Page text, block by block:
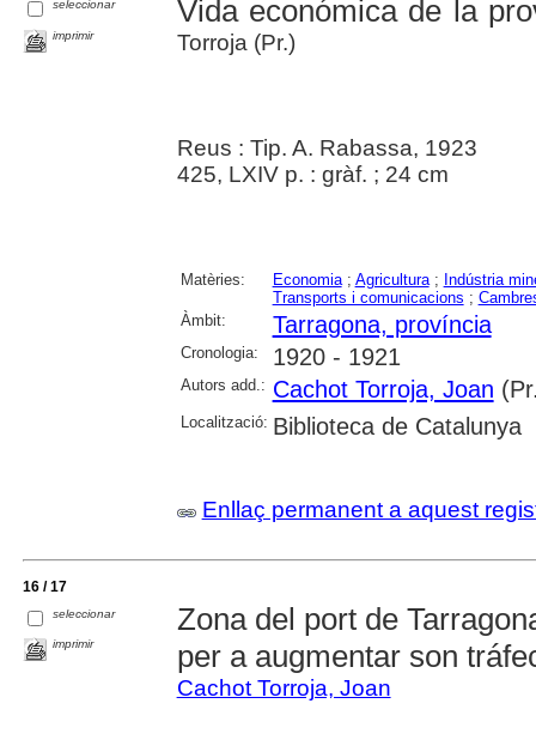
seleccionar
imprimir
Vida económica de la
Torroja (Pr.)
Reus : Tip. A. Rabassa, 1923
425, LXIV p. : gràf. ; 24 cm
Matèries: Economia; Agricultura; Indústria
Transports i comunicacions ;
Àmbit:
Tarragona, província
Cronologia: 1920 - 1921
Autors add.: Cachot Torroja, Joan
Localització: Biblioteca de Catalunya
Enllaç permanent a aquest
16 / 17
seleccionar
imprimir
Zona del port de
per a augmentar son
Cachot Torroja, Joan